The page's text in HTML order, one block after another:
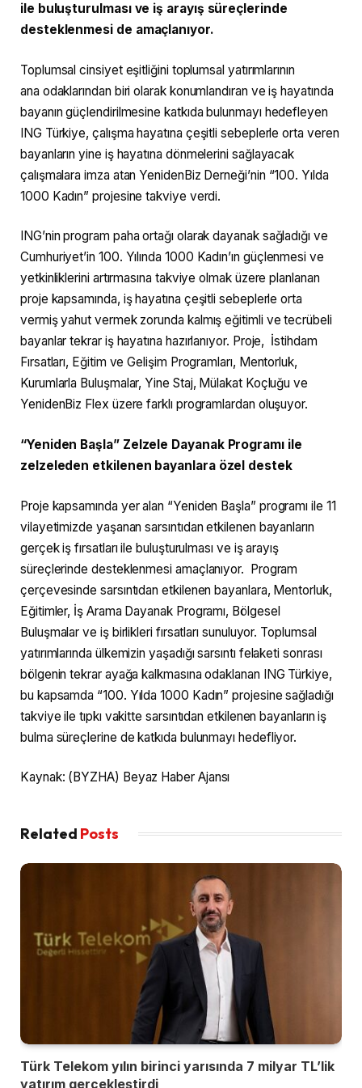
ile buluşturulması ve iş arayış süreçlerinde
desteklenmesi de amaçlanıyor.
Toplumsal cinsiyet eşitliğini toplumsal yatırımlarının
ana odaklarından biri olarak konumlandıran ve iş hayatında
bayanın güçlendirilmesine katkıda bulunmayı hedefleyen
ING Türkiye, çalışma hayatına çeşitli sebeplerle orta veren
bayanların yine iş hayatına dönmelerini sağlayacak
çalışmalara imza atan YenidenBiz Derneği’nin “100. Yılda
1000 Kadın” projesine takviye verdi.
ING’nin program paha ortağı olarak dayanak sağladığı ve
Cumhuriyet’in 100. Yılında 1000 Kadın’ın güçlenmesi ve
yetkinliklerini artırmasına takviye olmak üzere planlanan
proje kapsamında, iş hayatına çeşitli sebeplerle orta
vermiş yahut vermek zorunda kalmış eğitimli ve tecrübeli
bayanlar tekrar iş hayatına hazırlanıyor. Proje, İstihdam
Fırsatları, Eğitim ve Gelişim Programları, Mentorluk,
Kurumlarla Buluşmalar, Yine Staj, Mülakat Koçluğu ve
YenidenBiz Flex üzere farklı programlardan oluşuyor.
“Yeniden Başla” Zelzele Dayanak Programı ile
zelzeleden etkilenen bayanlara özel destek
Proje kapsamında yer alan “Yeniden Başla” programı ile 11
vilayetimizde yaşanan sarsıntıdan etkilenen bayanların
gerçek iş fırsatları ile buluşturulması ve iş arayış
süreçlerinde desteklenmesi amaçlanıyor. Program
çerçevesinde sarsıntıdan etkilenen bayanlara, Mentorluk,
Eğitimler, İş Arama Dayanak Programı, Bölgesel
Buluşmalar ve iş birlikleri fırsatları sunuluyor. Toplumsal
yatırımlarında ülkemizin yaşadığı sarsıntı felaketi sonrası
bölgenin tekrar ayağa kalkmasına odaklanan ING Türkiye,
bu kapsamda “100. Yılda 1000 Kadın” projesine sağladığı
takviye ile tıpkı vakitte sarsıntıdan etkilenen bayanların iş
bulma süreçlerine de katkıda bulunmayı hedefliyor.
Kaynak: (BYZHA) Beyaz Haber Ajansı
Related Posts
Türk Telekom yılın birinci yarısında 7 milyar TL’lik
yatırım gerçekleştirdi